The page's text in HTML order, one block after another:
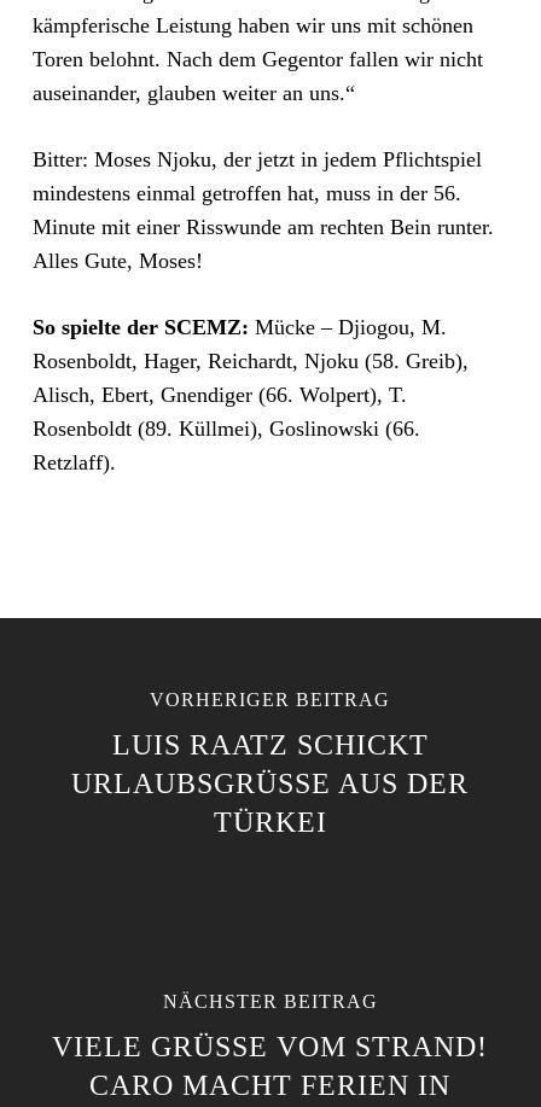
kämpferische Leistung haben wir uns mit schönen
Toren belohnt. Nach dem Gegentor fallen wir nicht
auseinander, glauben weiter an uns.“
Bitter: Moses Njoku, der jetzt in jedem Pflichtspiel
mindestens einmal getroffen hat, muss in der 56.
Minute mit einer Risswunde am rechten Bein runter.
Alles Gute, Moses!
So spielte der SCEMZ: Mücke – Djiogou, M.
Rosenboldt, Hager, Reichardt, Njoku (58. Greib),
Alisch, Ebert, Gnendiger (66. Wolpert), T.
Rosenboldt (89. Küllmei), Goslinowski (66.
Retzlaff).
VORHERIGER BEITRAG
LUIS RAATZ SCHICKT
URLAUBSGRÜSSE AUS DER T
ÜRKEI
NÄCHSTER BEITRAG
VIELE GRÜSSE VOM STRAND! C
ARO MACHT FERIEN IN B